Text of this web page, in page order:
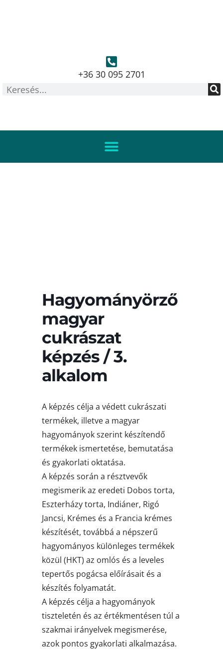
+36 30 095 2701
Hagyományörző
magyar
cukrászat
képzés / 3.
alkalom
A képzés célja a védett cukrászati
termékek, illetve a magyar
hagyományok szerint készítendő
termékek ismertetése, bemutatása
és gyakorlati oktatása.
A képzés során a résztvevők
megismerik az eredeti Dobos torta,
Eszterházy torta, Indiáner, Rigó
Jancsi, Krémes és a Francia krémes
készítését, továbbá a népszerű
hagyományos különleges termékek
közül (HKT) az omlós és a leveles
tepertős pogácsa előírásait és a
készítés folyamatát.
A képzés célja a hagyományok
tiszteletén és az értékmentésen túl a
szakmai irányelvek megismerése,
azok pontos gyakorlati alkalmazása.